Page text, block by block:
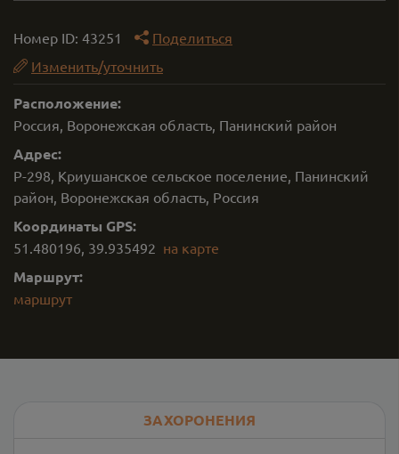
Номер ID: 43251
Поделиться
Изменить/уточнить
Расположение:
Россия, Воронежская область, Панинский район
Адрес:
Р-298, Криушанское сельское поселение, Панинский
район, Воронежская область, Россия
Координаты GPS:
51.480196, 39.935492 на карте
Маршрут:
маршрут
ЗАХОРОНЕНИЯ